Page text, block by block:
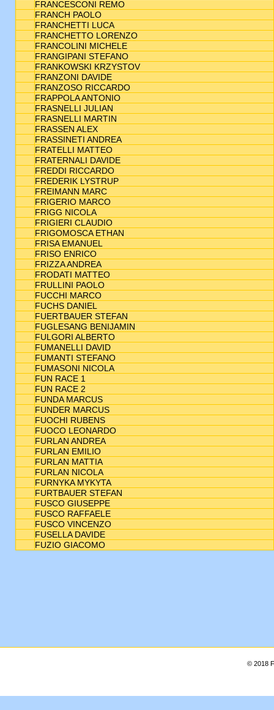
FRANCESCONI REMO
FRANCH PAOLO
FRANCHETTI LUCA
FRANCHETTO LORENZO
FRANCOLINI MICHELE
FRANGIPANI STEFANO
FRANKOWSKI KRZYSTOV
FRANZONI DAVIDE
FRANZOSO RICCARDO
FRAPPOLA ANTONIO
FRASNELLI JULIAN
FRASNELLI MARTIN
FRASSEN ALEX
FRASSINETI ANDREA
FRATELLI MATTEO
FRATERNALI DAVIDE
FREDDI RICCARDO
FREDERIK LYSTRUP
FREIMANN MARC
FRIGERIO MARCO
FRIGG NICOLA
FRIGIERI CLAUDIO
FRIGOMOSCA ETHAN
FRISA EMANUEL
FRISO ENRICO
FRIZZA ANDREA
FRODATI MATTEO
FRULLINI PAOLO
FUCCHI MARCO
FUCHS DANIEL
FUERTBAUER STEFAN
FUGLESANG BENIJAMIN
FULGORI ALBERTO
FUMANELLI DAVID
FUMANTI STEFANO
FUMASONI NICOLA
FUN RACE 1
FUN RACE 2
FUNDA MARCUS
FUNDER MARCUS
FUOCHI RUBENS
FUOCO LEONARDO
FURLAN ANDREA
FURLAN EMILIO
FURLAN MATTIA
FURLAN NICOLA
FURNYKA MYKYTA
FURTBAUER STEFAN
FUSCO GIUSEPPE
FUSCO RAFFAELE
FUSCO VINCENZO
FUSELLA DAVIDE
FUZIO GIACOMO
© 2018